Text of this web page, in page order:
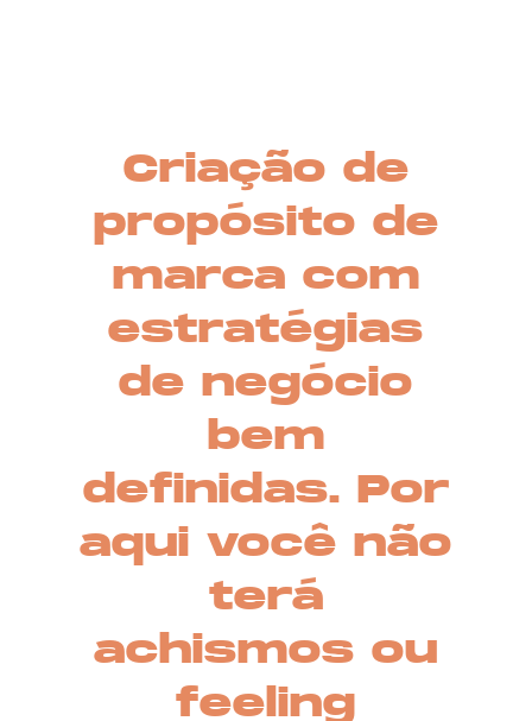
Criação de
propósito de
marca com
estratégias
de negócio
bem
definidas. Por
aqui você não
terá
achismos ou
feeling